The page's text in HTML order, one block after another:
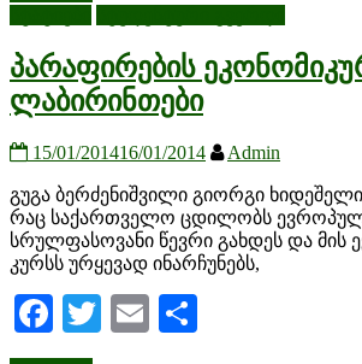
პარაფირების
ლაბირინთები
15/01/201416/01/2014 Admin
გუგა ბერძენიშვილი გიორგი
რაც საქართველო ცდილობს
სრულფასოვანი წევრი გახდეს და მის
კურსს ურყევად ინარჩუნებს,
Facebook
Twitter
Email